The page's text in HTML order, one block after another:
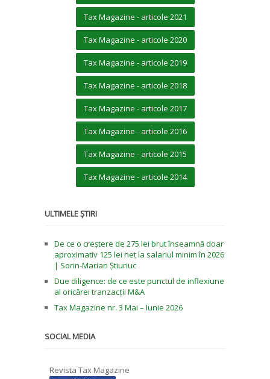
Tax Magazine - articole 2021
Tax Magazine - articole 2020
Tax Magazine - articole 2019
Tax Magazine - articole 2018
Tax Magazine - articole 2017
Tax Magazine - articole 2016
Tax Magazine - articole 2015
Tax Magazine - articole 2014
ULTIMELE ȘTIRI
De ce o creștere de 275 lei brut înseamnă doar
aproximativ 125 lei net la salariul minim în 2026
| Sorin-Marian Știuriuc
Due diligence: de ce este punctul de inflexiune
al oricărei tranzacții M&A
Tax Magazine nr. 3 Mai – Iunie 2026
SOCIAL MEDIA
Revista Tax Magazine